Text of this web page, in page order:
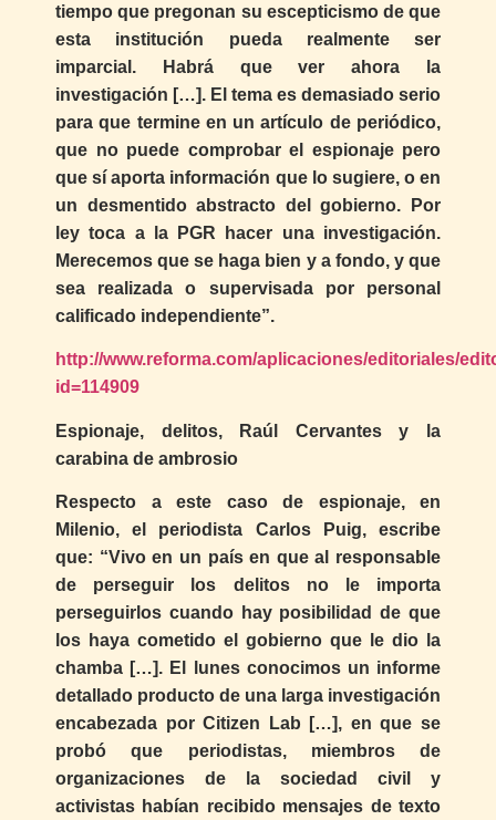
tiempo que pregonan su escepticismo de que
esta institución pueda realmente ser
imparcial. Habrá que ver ahora la
investigación […]. El tema es demasiado serio
para que termine en un artículo de periódico,
que no puede comprobar el espionaje pero
que sí aporta información que lo sugiere, o en
un desmentido abstracto del gobierno. Por
ley toca a la PGR hacer una investigación.
Merecemos que se haga bien y a fondo, y que
sea realizada o supervisada por personal
calificado independiente”.
http://www.reforma.com/aplicaciones/editoriales/
id=114909
Espionaje, delitos, Raúl Cervantes y la
carabina de ambrosio
Respecto a este caso de espionaje, en
Milenio, el periodista Carlos Puig, escribe
que: “Vivo en un país en que al responsable
de perseguir los delitos no le importa
perseguirlos cuando hay posibilidad de que
los haya cometido el gobierno que le dio la
chamba […]. El lunes conocimos un informe
detallado producto de una larga investigación
encabezada por Citizen Lab […], en que se
probó que periodistas, miembros de
organizaciones de la sociedad civil y
activistas habían recibido mensajes de texto